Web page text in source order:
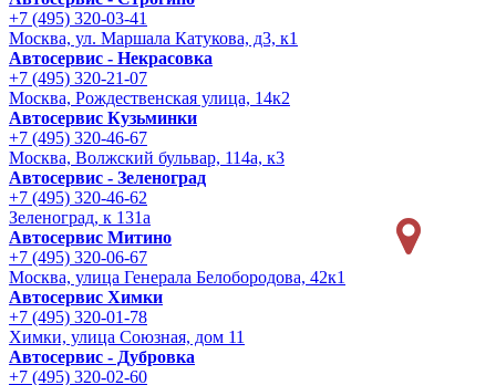
+7 (495) 320-03-41
Москва, ул. Маршала Катукова, д3, к1
Автосервис - Некрасовка
+7 (495) 320-21-07
Москва, Рождественская улица, 14к2
Автосервис Кузьминки
+7 (495) 320-46-67
Москва, Волжский бульвар, 114а, к3
Автосервис - Зеленоград
+7 (495) 320-46-62
Зеленоград, к 131а
Автосервис Митино
+7 (495) 320-06-67
Москва, улица Генерала Белобородова, 42к1
Автосервис Химки
+7 (495) 320-01-78
Химки, улица Союзная, дом 11
Автосервис - Дубровка
+7 (495) 320-02-60